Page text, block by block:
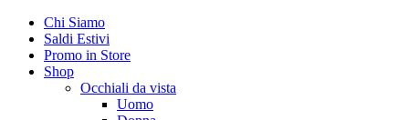
Chi Siamo
Saldi Estivi
Promo in Store
Shop
Occhiali da vista
Uomo